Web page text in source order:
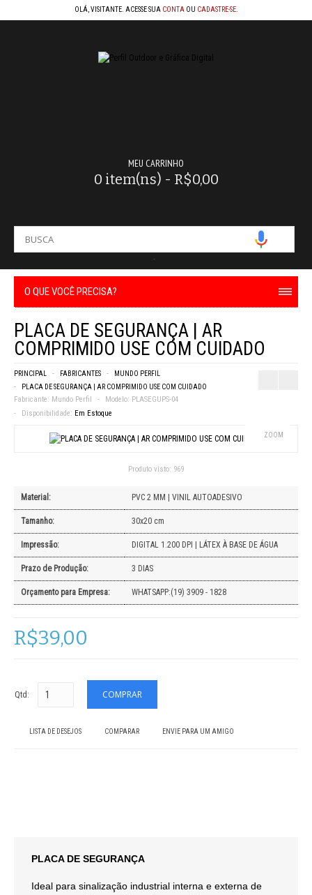
OLÁ, VISITANTE. ACESSE SUA CONTA OU CADASTRE-SE.
MEU CARRINHO
0 item(ns) - R$0,00
-
O QUE VOCÊ PRECISA?
PLACA DE SEGURANÇA | AR
COMPRIMIDO USE COM CUIDADO
PRINCIPAL FABRICANTES
MUNDO PERFIL
PLACA DE SEGURANÇA | AR COMPRIMIDO USE COM CUIDADO
Fabricante: Mundo Perfil Modelo: PLASEGUPS-04
Disponibilidade: Em Estoque
ZOOM
Produto visto: 969
Material: PVC 2 MM | VINIL AUTOADESIVO
Tamanho: 30x20 cm
Impressão: DIGITAL 1.200 DPI | LÁTEX À BASE DE ÁGUA
Prazo de Produção: 3 DIAS
Orçamento para Empresa: WHATSAPP:(19) 3909 - 1828
R$39,00
Qtd:
LISTA DE DESEJOS COMPARAR ENVIE PARA UM AMIGO
PLACA DE SEGURANÇA
Ideal para sinalização industrial interna e externa de